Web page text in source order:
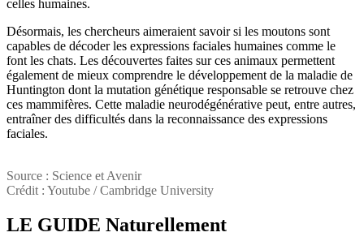
celles humaines.
Désormais, les chercheurs aimeraient savoir si les moutons sont
capables de décoder les expressions faciales humaines comme le
font les chats. Les découvertes faites sur ces animaux permettent
également de mieux comprendre le développement de la maladie de
Huntington dont la mutation génétique responsable se retrouve chez
ces mammifères. Cette maladie neurodégénérative peut, entre autres,
entraîner des difficultés dans la reconnaissance des expressions
faciales.
Source : Science et Avenir
Crédit : Youtube / Cambridge University
LE GUIDE Naturellement